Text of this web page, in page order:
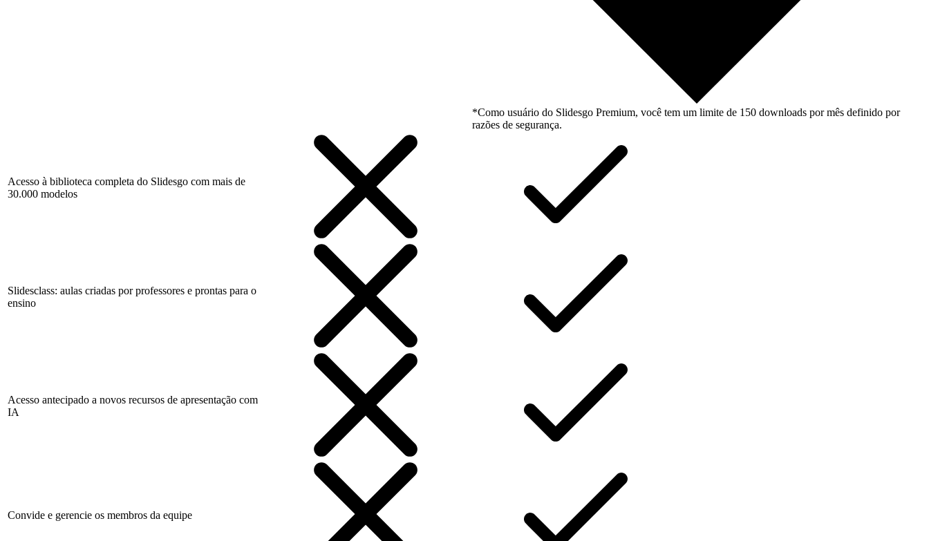
*Como usuário do Slidesgo Premium, você tem um limite de 150 downloads por mês definido por
razões de segurança.
Acesso à biblioteca completa do Slidesgo com mais de
30.000 modelos
Slidesclass: aulas criadas por professores e prontas para o
ensino
Acesso antecipado a novos recursos de apresentação com
IA
Convide e gerencie os membros da equipe